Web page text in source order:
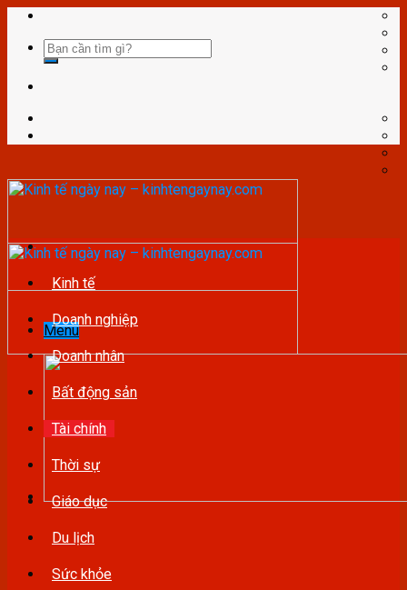
Skip
content
Menu
Kinh tế
Doanh nghiệp
Doanh nhân
Bất động sản
Tài chính
Thời sự
Giáo dục
Du lịch
Sức khỏe